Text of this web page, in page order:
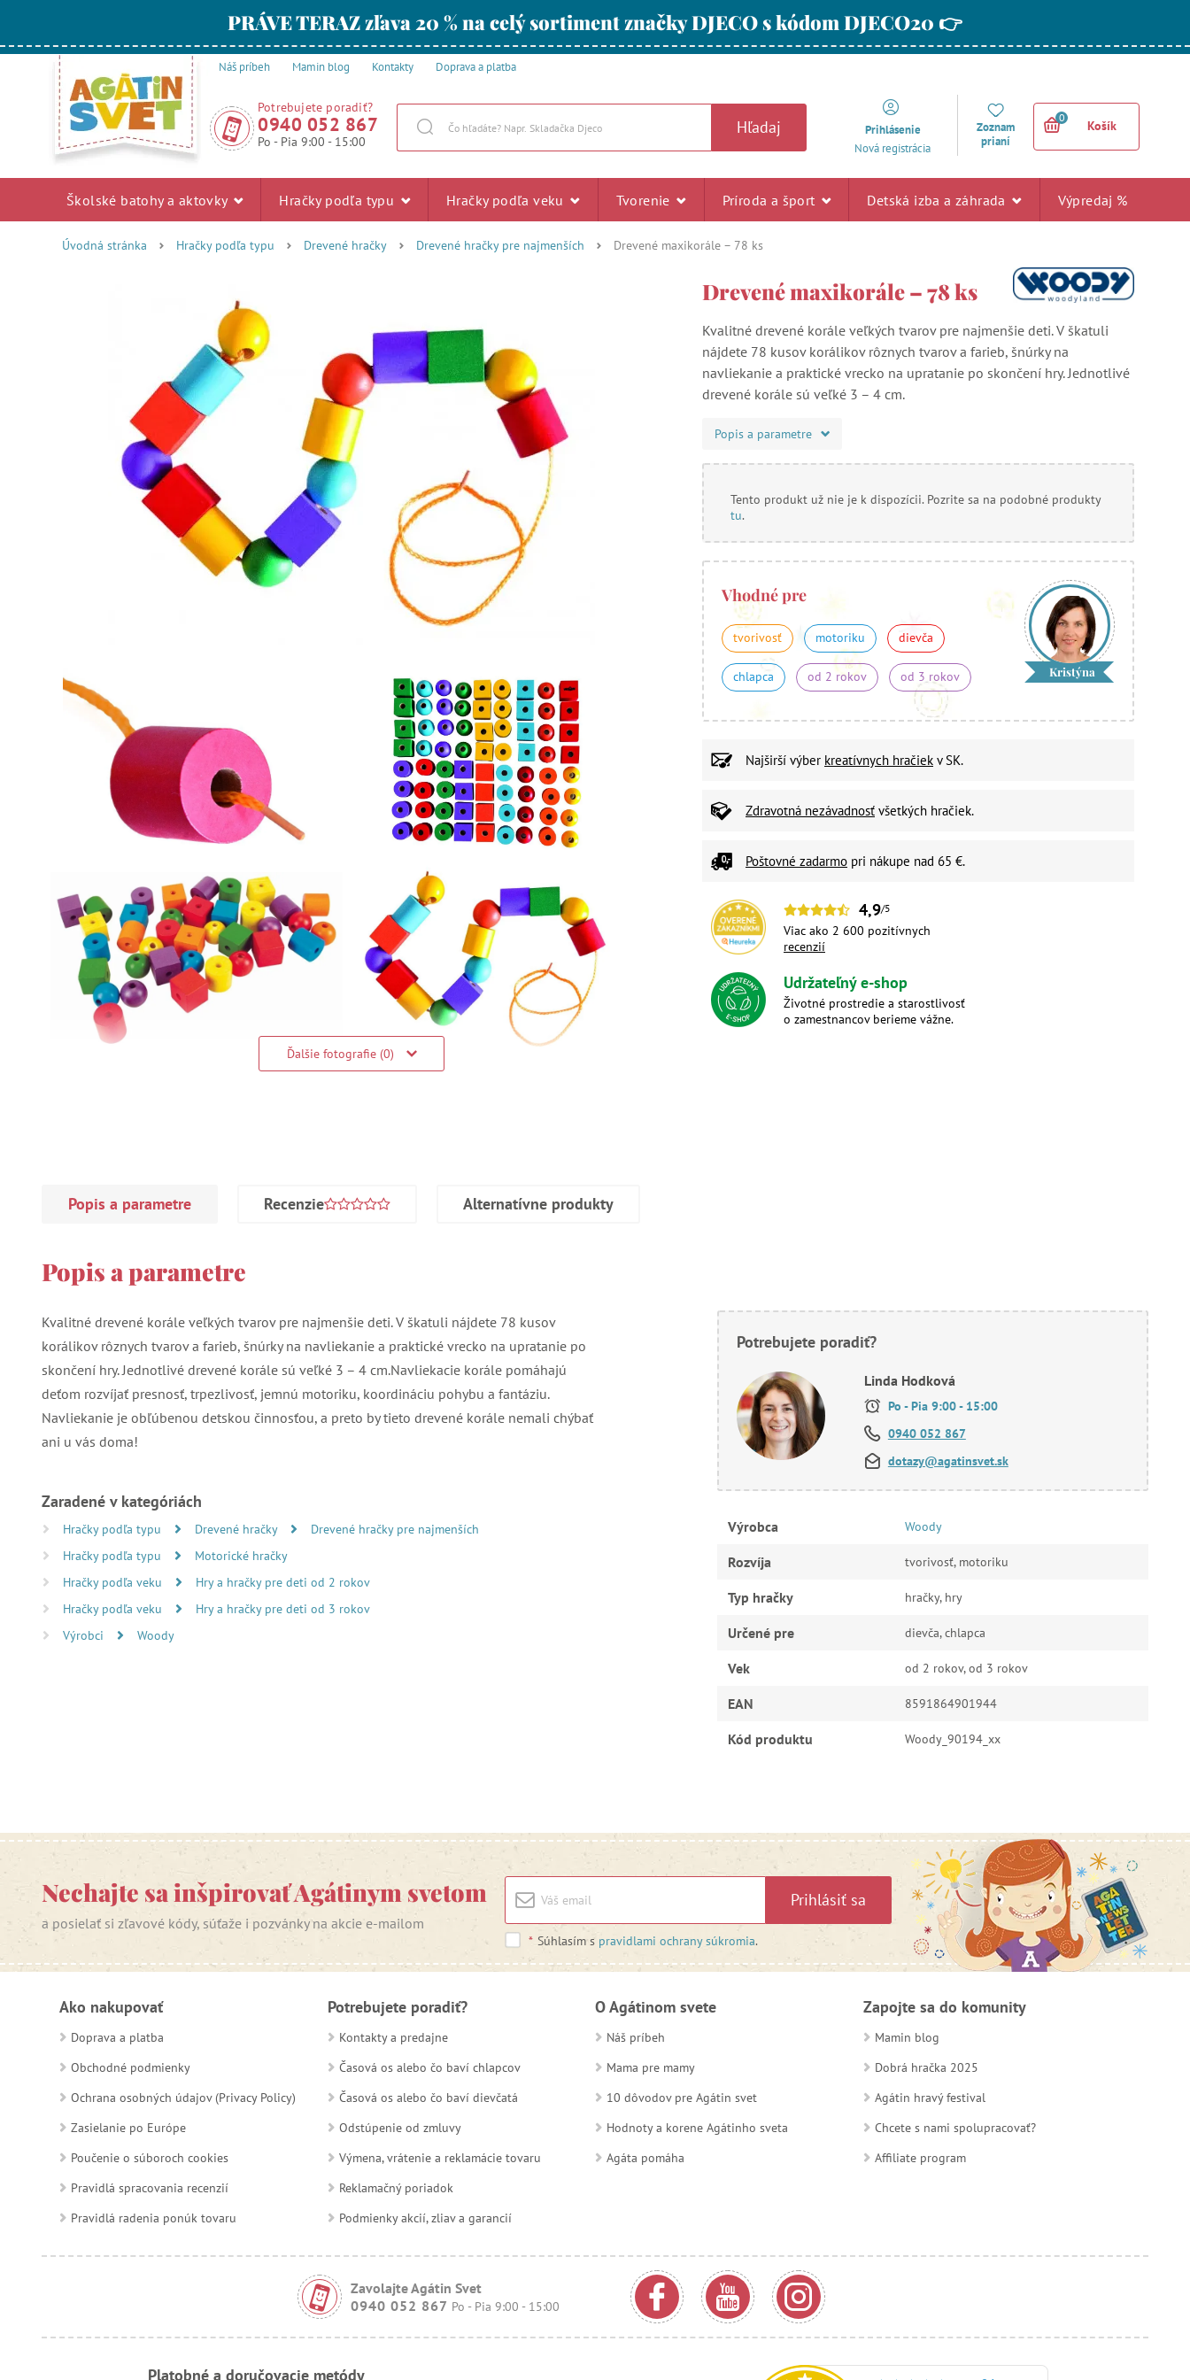
PRÁVE TERAZ zľava 20 % na celý sortiment značky DJECO s kódom DJECO20 👉
Náš príbeh Mamin blog Kontakty Doprava a platba
Potrebujete poradiť?
0940 052 867
Po - Pia 9:00 - 15:00
Hľadaj
Prihlásenie
Nová registrácia
Zoznam
prianí
0
Košík
Školské batohy a aktovky Hračky podľa typu Hračky podľa veku Tvorenie Príroda a šport Detská izba a záhrada Výpredaj %
Úvodná stránka Hračky podľa typu Drevené hračky Drevené hračky pre najmenších Drevené maxikorále – 78 ks
Ďalšie fotografie (0)
Drevené maxikorále – 78 ks
Kvalitné drevené korále veľkých tvarov pre najmenšie deti. V škatuli
nájdete 78 kusov korálikov rôznych tvarov a farieb, šnúrky na
navliekanie a praktické vrecko na upratanie po skončení hry. Jednotlivé
drevené korále sú veľké 3 – 4 cm.
Popis a parametre
Tento produkt už nie je k dispozícii. Pozrite sa na podobné produkty
tu.
Vhodné pre
tvorivosť motoriku dievča
chlapca od 2 rokov od 3 rokov Kristýna
Najširší výber kreatívnych hračiek v SK.
Zdravotná nezávadnosť všetkých hračiek.
Poštovné zadarmo pri nákupe nad 65 €.
4,9/5
Viac ako 2 600 pozitívnych
recenzií
Udržateľný e-shop
Životné prostredie a starostlivosť
o zamestnancov berieme vážne.
Popis a parametre Recenzie Alternatívne produkty
Popis a parametre
Kvalitné drevené korále veľkých tvarov pre najmenšie deti. V škatuli nájdete 78 kusov
korálikov rôznych tvarov a farieb, šnúrky na navliekanie a praktické vrecko na upratanie po
skončení hry. Jednotlivé drevené korále sú veľké 3 – 4 cm.Navliekacie korále pomáhajú
deťom rozvíjať presnosť, trpezlivosť, jemnú motoriku, koordináciu pohybu a fantáziu.
Navliekanie je obľúbenou detskou činnosťou, a preto by tieto drevené korále nemali chýbať
ani u vás doma!
Zaradené v kategóriách
Hračky podľa typu Drevené hračky
Drevené hračky pre najmenších
Hračky podľa typu
Motorické hračky
Hračky podľa veku
Hry a hračky pre deti od 2 rokov
Hračky podľa veku
Hry a hračky pre deti od 3 rokov
Výrobci
Woody
Potrebujete poradiť?
Linda Hodková
Po - Pia 9:00 - 15:00
0940 052 867
dotazy@agatinsvet.sk
Výrobca Woody
Rozvíja tvorivosť, motoriku
Typ hračky hračky, hry
Určené pre dievča, chlapca
Vek od 2 rokov, od 3 rokov
EAN 8591864901944
Kód produktu Woody_90194_xx
Nechajte sa inšpirovať Agátinym svetom
a posielať si zľavové kódy, súťaže i pozvánky na akcie e-mailom
Prihlásiť sa
* Súhlasím s pravidlami ochrany súkromia.
Ako nakupovať
Doprava a platba
Obchodné podmienky
Ochrana osobných údajov (Privacy Policy)
Zasielanie po Európe
Poučenie o súboroch cookies
Pravidlá spracovania recenzií
Pravidlá radenia ponúk tovaru
Potrebujete poradiť?
Kontakty a predajne
Časová os alebo čo baví chlapcov
Časová os alebo čo baví dievčatá
Odstúpenie od zmluvy
Výmena, vrátenie a reklamácie tovaru
Reklamačný poriadok
Podmienky akcií, zliav a garancií
O Agátinom svete
Náš príbeh
Mama pre mamy
10 dôvodov pre Agátin svet
Hodnoty a korene Agátinho sveta
Agáta pomáha
Zapojte sa do komunity
Mamin blog
Dobrá hračka 2025
Agátin hravý festival
Chcete s nami spolupracovať?
Affiliate program
Zavolajte Agátin Svet
0940 052 867 Po - Pia 9:00 - 15:00
Platobné a doručovacie metódy